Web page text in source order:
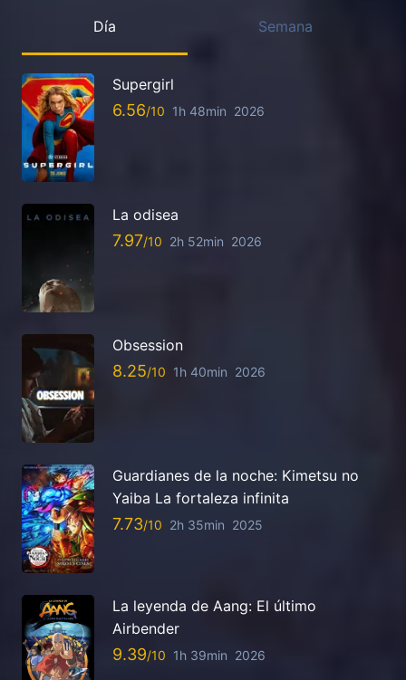
Día Semana
Supergirl
6.56 1h 48min 2026
La odisea
7.97 2h 52min 2026
Obsession
8.25 1h 40min 2026
Guardianes de la noche: Kimetsu no
Yaiba La fortaleza infinita
7.73 2h 35min 2025
La leyenda de Aang: El último
Airbender
9.39 1h 39min 2026